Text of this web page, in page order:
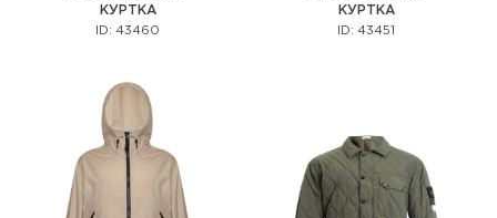
КУРТКА
ID: 43460
КУРТКА
ID: 43451